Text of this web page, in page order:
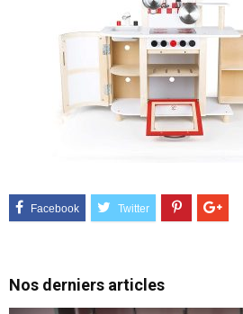
Nos derniers articles